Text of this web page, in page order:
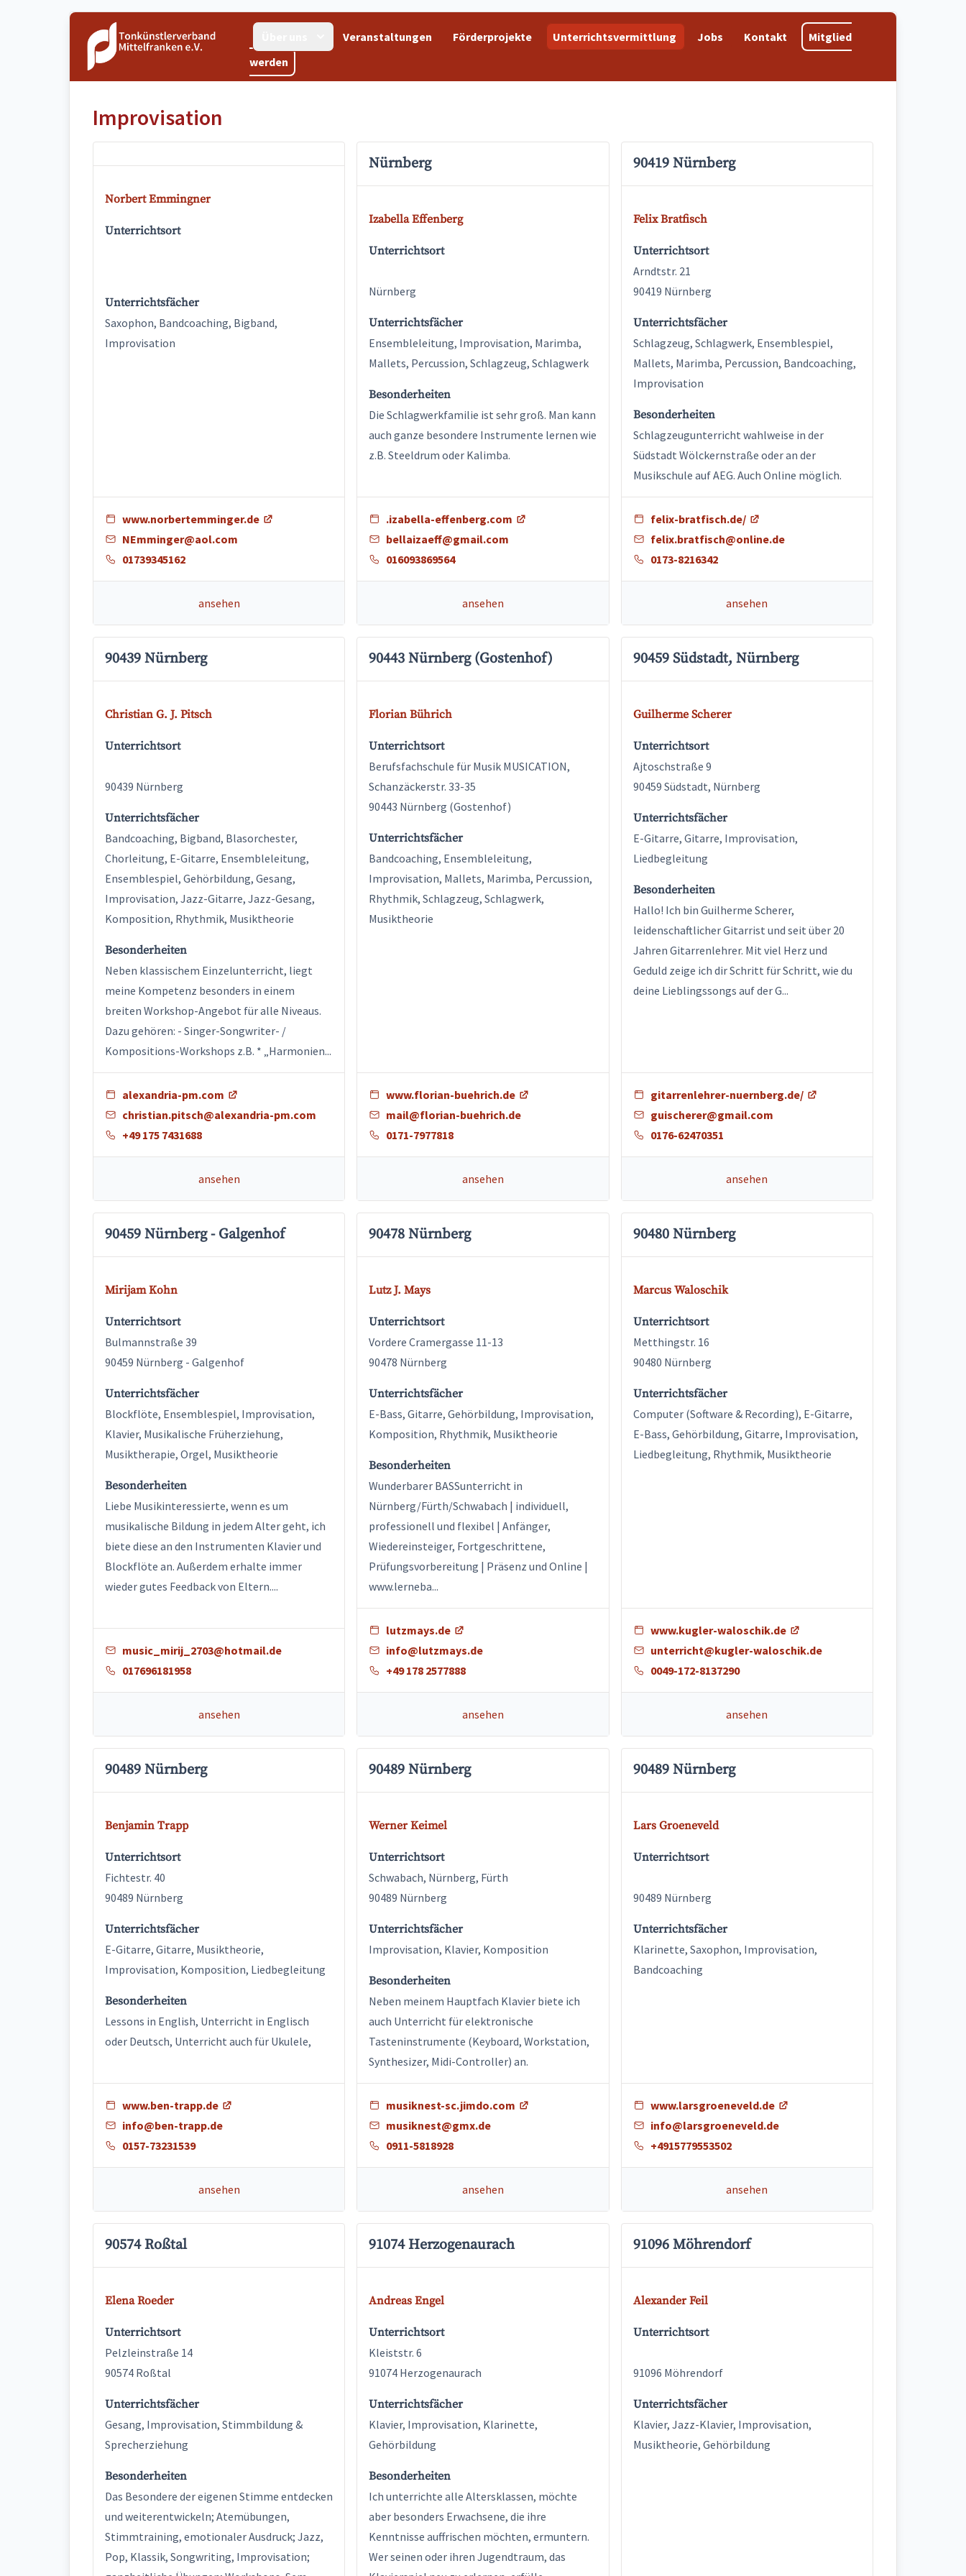
Veranstaltungen Förderprojekte Unterrichtsvermittlung Jobs Kontakt
Mitglied
werden
Improvisation
Norbert Emmingner
Unterrichtsort
Unterrichtsfächer
Saxophon, Bandcoaching, Bigband,
Improvisation
www.norbertemminger.de
NEmminger@aol.com
01739345162
ansehen
Nürnberg
Izabella Effenberg
Unterrichtsort
Nürnberg
Unterrichtsfächer
Ensembleleitung, Improvisation, Marimba,
Mallets, Percussion, Schlagzeug, Schlagwerk
Besonderheiten
Die Schlagwerkfamilie ist sehr groß. Man kann
auch ganze besondere Instrumente lernen wie
z.B. Steeldrum oder Kalimba.
.izabella-effenberg.com
bellaizaeff@gmail.com
016093869564
ansehen
90419 Nürnberg
Felix Bratfisch
Unterrichtsort
Arndtstr. 21
90419 Nürnberg
Unterrichtsfächer
Schlagzeug, Schlagwerk, Ensemblespiel,
Mallets, Marimba, Percussion, Bandcoaching,
Improvisation
Besonderheiten
Schlagzeugunterricht wahlweise in der
Südstadt Wölckernstraße oder an der
Musikschule auf AEG. Auch Online möglich.
felix-bratfisch.de/
felix.bratfisch@online.de
0173-8216342
ansehen
90439 Nürnberg
Christian G. J. Pitsch
Unterrichtsort
90439 Nürnberg
Unterrichtsfächer
Bandcoaching, Bigband, Blasorchester,
Chorleitung, E-Gitarre, Ensembleleitung,
Ensemblespiel, Gehörbildung, Gesang,
Improvisation, Jazz-Gitarre, Jazz-Gesang,
Komposition, Rhythmik, Musiktheorie
Besonderheiten
Neben klassischem Einzelunterricht, liegt
meine Kompetenz besonders in einem
breiten Workshop-Angebot für alle Niveaus.
Dazu gehören: - Singer-Songwriter- /
Kompositions-Workshops z.B. * „Harmonien...
alexandria-pm.com
christian.pitsch@alexandria-pm.com
+49 175 7431688
ansehen
90443 Nürnberg (Gostenhof)
Florian Bührich
Unterrichtsort
Berufsfachschule für Musik MUSICATION,
Schanzäckerstr. 33-35
90443 Nürnberg (Gostenhof)
Unterrichtsfächer
Bandcoaching, Ensembleleitung,
Improvisation, Mallets, Marimba, Percussion,
Rhythmik, Schlagzeug, Schlagwerk,
Musiktheorie
www.florian-buehrich.de
mail@florian-buehrich.de
0171-7977818
ansehen
90459 Südstadt, Nürnberg
Guilherme Scherer
Unterrichtsort
Ajtoschstraße 9
90459 Südstadt, Nürnberg
Unterrichtsfächer
E-Gitarre, Gitarre, Improvisation,
Liedbegleitung
Besonderheiten
Hallo! Ich bin Guilherme Scherer,
leidenschaftlicher Gitarrist und seit über 20
Jahren Gitarrenlehrer. Mit viel Herz und
Geduld zeige ich dir Schritt für Schritt, wie du
deine Lieblingssongs auf der G...
gitarrenlehrer-nuernberg.de/
guischerer@gmail.com
0176-62470351
ansehen
90459 Nürnberg - Galgenhof
Mirijam Kohn
Unterrichtsort
Bulmannstraße 39
90459 Nürnberg - Galgenhof
Unterrichtsfächer
Blockflöte, Ensemblespiel, Improvisation,
Klavier, Musikalische Früherziehung,
Musiktherapie, Orgel, Musiktheorie
Besonderheiten
Liebe Musikinteressierte, wenn es um
musikalische Bildung in jedem Alter geht, ich
biete diese an den Instrumenten Klavier und
Blockflöte an. Außerdem erhalte immer
wieder gutes Feedback von Eltern....
music_mirij_2703@hotmail.de
017696181958
ansehen
90478 Nürnberg
Lutz J. Mays
Unterrichtsort
Vordere Cramergasse 11-13
90478 Nürnberg
Unterrichtsfächer
E-Bass, Gitarre, Gehörbildung, Improvisation,
Komposition, Rhythmik, Musiktheorie
Besonderheiten
Wunderbarer BASSunterricht in
Nürnberg/Fürth/Schwabach | individuell,
professionell und flexibel | Anfänger,
Wiedereinsteiger, Fortgeschrittene,
Prüfungsvorbereitung | Präsenz und Online |
www.lerneba...
lutzmays.de
info@lutzmays.de
+49 178 2577888
ansehen
90480 Nürnberg
Marcus Waloschik
Unterrichtsort
Metthingstr. 16
90480 Nürnberg
Unterrichtsfächer
Computer (Software & Recording), E-Gitarre,
E-Bass, Gehörbildung, Gitarre, Improvisation,
Liedbegleitung, Rhythmik, Musiktheorie
www.kugler-waloschik.de
unterricht@kugler-waloschik.de
0049-172-8137290
ansehen
90489 Nürnberg
Benjamin Trapp
Unterrichtsort
Fichtestr. 40
90489 Nürnberg
Unterrichtsfächer
E-Gitarre, Gitarre, Musiktheorie,
Improvisation, Komposition, Liedbegleitung
Besonderheiten
Lessons in English, Unterricht in Englisch
oder Deutsch, Unterricht auch für Ukulele,
www.ben-trapp.de
info@ben-trapp.de
0157-73231539
ansehen
90489 Nürnberg
Werner Keimel
Unterrichtsort
Schwabach, Nürnberg, Fürth
90489 Nürnberg
Unterrichtsfächer
Improvisation, Klavier, Komposition
Besonderheiten
Neben meinem Hauptfach Klavier biete ich
auch Unterricht für elektronische
Tasteninstrumente (Keyboard, Workstation,
Synthesizer, Midi-Controller) an.
musiknest-sc.jimdo.com
musiknest@gmx.de
0911-5818928
ansehen
90489 Nürnberg
Lars Groeneveld
Unterrichtsort
90489 Nürnberg
Unterrichtsfächer
Klarinette, Saxophon, Improvisation,
Bandcoaching
www.larsgroeneveld.de
info@larsgroeneveld.de
+4915779553502
ansehen
90574 Roßtal
Elena Roeder
Unterrichtsort
Pelzleinstraße 14
90574 Roßtal
Unterrichtsfächer
Gesang, Improvisation, Stimmbildung &
Sprecherziehung
Besonderheiten
Das Besondere der eigenen Stimme entdecken
und weiterentwickeln; Atemübungen,
Stimmtraining, emotionaler Ausdruck; Jazz,
Pop, Klassik, Songwriting, Improvisation;
91074 Herzogenaurach
Andreas Engel
Unterrichtsort
Kleiststr. 6
91074 Herzogenaurach
Unterrichtsfächer
Klavier, Improvisation, Klarinette,
Gehörbildung
Besonderheiten
Ich unterrichte alle Altersklassen, möchte
aber besonders Erwachsene, die ihre
Kenntnisse auffrischen möchten, ermuntern.
Wer seinen oder ihren Jugendtraum, das
91096 Möhrendorf
Alexander Feil
Unterrichtsort
91096 Möhrendorf
Unterrichtsfächer
Klavier, Jazz-Klavier, Improvisation,
Musiktheorie, Gehörbildung